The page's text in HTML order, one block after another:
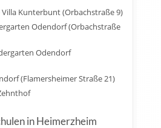
Kunterbunt (Orbachstraße 9)
Odendorf (Orbachstraße
Odendorf
(Flamersheimer Straße 21)
in Heimerzheim